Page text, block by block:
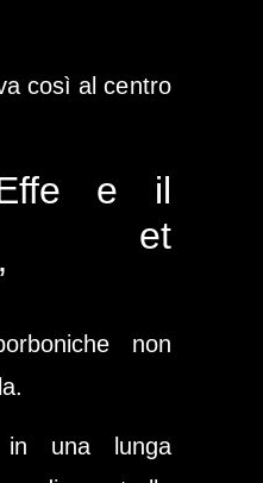
così al centro
e il
et
non
in una lunga